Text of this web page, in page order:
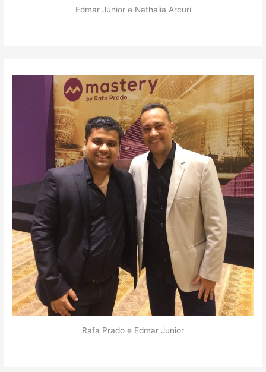
Edmar Junior e Nathalia Arcuri
Rafa Prado e Edmar Junior